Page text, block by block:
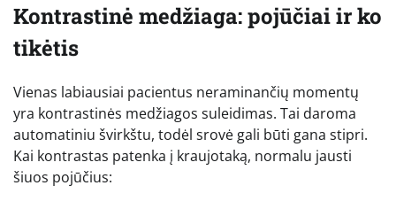
Kontrastinė medžiaga: pojūčiai ir ko
tikėtis
Vienas labiausiai pacientus neraminančių momentų
yra kontrastinės medžiagos suleidimas. Tai daroma
automatiniu švirkštu, todėl srovė gali būti gana stipri.
Kai kontrastas patenka į kraujotaką, normalu jausti
šiuos pojūčius: